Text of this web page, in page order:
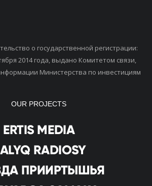
о государственной регистрации:
2014 года, выдано Комитетом связи,
Министерства по инвестициям
OUR PROJECTS